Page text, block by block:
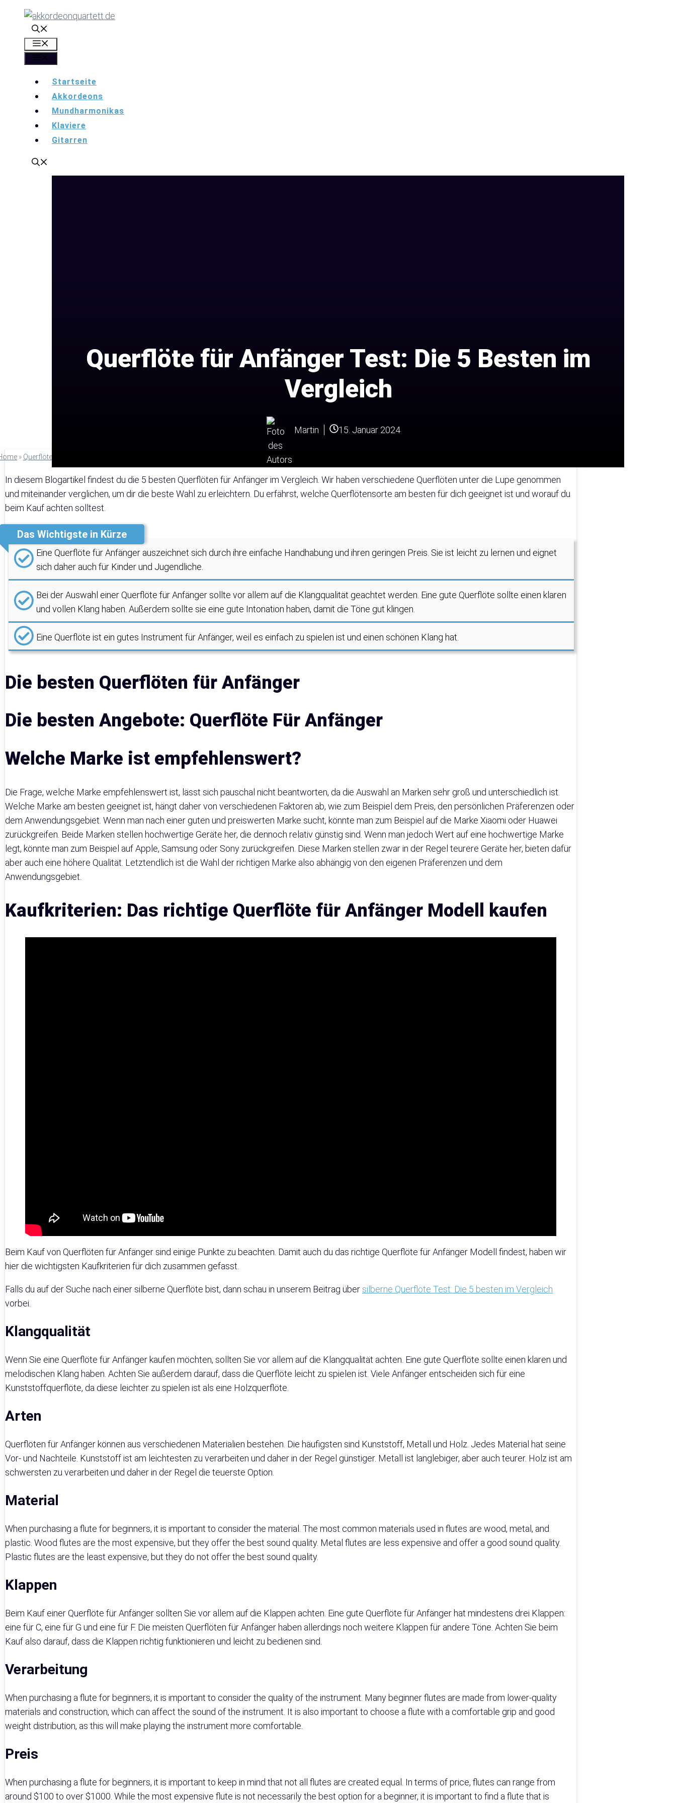
springen
Startseite
Akkordeons
Mundharmonikas
Klaviere
Gitarren
Querflöte für Anfänger Test: Die 5 Besten im
Vergleich
Martin 15. Januar 2024
» Querflöten
In diesem Blogartikel findest du die 5 besten Querflöten für Anfänger im Vergleich. Wir haben verschiedene Querflöten unter die Lupe genommen
und miteinander verglichen, um dir die beste Wahl zu erleichtern. Du erfährst, welche Querflötensorte am besten für dich geeignet ist und worauf du
beim Kauf achten solltest.
Das Wichtigste in Kürze
Eine Querflöte für Anfänger auszeichnet sich durch ihre einfache Handhabung und ihren geringen Preis. Sie ist leicht zu lernen und eignet
sich daher auch für Kinder und Jugendliche.
Bei der Auswahl einer Querflöte für Anfänger sollte vor allem auf die Klangqualität geachtet werden. Eine gute Querflöte sollte einen klaren
und vollen Klang haben. Außerdem sollte sie eine gute Intonation haben, damit die Töne gut klingen.
Eine Querflöte ist ein gutes Instrument für Anfänger, weil es einfach zu spielen ist und einen schönen Klang hat.
Die besten Querflöten für Anfänger
Die besten Angebote: Querflöte Für Anfänger
Welche Marke ist empfehlenswert?
Die Frage, welche Marke empfehlenswert ist, lässt sich pauschal nicht beantworten, da die Auswahl an Marken sehr groß und unterschiedlich ist.
Welche Marke am besten geeignet ist, hängt daher von verschiedenen Faktoren ab, wie zum Beispiel dem Preis, den persönlichen Präferenzen oder
dem Anwendungsgebiet. Wenn man nach einer guten und preiswerten Marke sucht, könnte man zum Beispiel auf die Marke Xiaomi oder Huawei
zurückgreifen. Beide Marken stellen hochwertige Geräte her, die dennoch relativ günstig sind. Wenn man jedoch Wert auf eine hochwertige Marke
legt, könnte man zum Beispiel auf Apple, Samsung oder Sony zurückgreifen. Diese Marken stellen zwar in der Regel teurere Geräte her, bieten dafür
aber auch eine höhere Qualität. Letztendlich ist die Wahl der richtigen Marke also abhängig von den eigenen Präferenzen und dem
Anwendungsgebiet.
Kaufkriterien: Das richtige Querflöte für Anfänger Modell kaufen
Beim Kauf von Querflöten für Anfänger sind einige Punkte zu beachten. Damit auch du das richtige Querflöte für Anfänger Modell findest, haben wir
hier die wichtigsten Kaufkriterien für dich zusammen gefasst.
Falls du auf der Suche nach einer silberne Querflöte bist, dann schau in unserem Beitrag über silberne Querflöte Test: Die 5 besten im Vergleich
vorbei.
Klangqualität
Wenn Sie eine Querflöte für Anfänger kaufen möchten, sollten Sie vor allem auf die Klangqualität achten. Eine gute Querflöte sollte einen klaren und
melodischen Klang haben. Achten Sie außerdem darauf, dass die Querflöte leicht zu spielen ist. Viele Anfänger entscheiden sich für eine
Kunststoffquerflöte, da diese leichter zu spielen ist als eine Holzquerflöte.
Arten
Querflöten für Anfänger können aus verschiedenen Materialien bestehen. Die häufigsten sind Kunststoff, Metall und Holz. Jedes Material hat seine
Vor- und Nachteile. Kunststoff ist am leichtesten zu verarbeiten und daher in der Regel günstiger. Metall ist langlebiger, aber auch teurer. Holz ist am
schwersten zu verarbeiten und daher in der Regel die teuerste Option.
Material
When purchasing a flute for beginners, it is important to consider the material. The most common materials used in flutes are wood, metal, and
plastic. Wood flutes are the most expensive, but they offer the best sound quality. Metal flutes are less expensive and offer a good sound quality.
Plastic flutes are the least expensive, but they do not offer the best sound quality.
Klappen
Beim Kauf einer Querflöte für Anfänger sollten Sie vor allem auf die Klappen achten. Eine gute Querflöte für Anfänger hat mindestens drei Klappen:
eine für C, eine für G und eine für F. Die meisten Querflöten für Anfänger haben allerdings noch weitere Klappen für andere Töne. Achten Sie beim
Kauf also darauf, dass die Klappen richtig funktionieren und leicht zu bedienen sind.
Verarbeitung
When purchasing a flute for beginners, it is important to consider the quality of the instrument. Many beginner flutes are made from lower-quality
materials and construction, which can affect the sound of the instrument. It is also important to choose a flute with a comfortable grip and good
weight distribution, as this will make playing the instrument more comfortable.
Preis
When purchasing a flute for beginners, it is important to keep in mind that not all flutes are created equal. In terms of price, flutes can range from
around $100 to over $1000. While the most expensive flute is not necessarily the best option for a beginner, it is important to find a flute that is